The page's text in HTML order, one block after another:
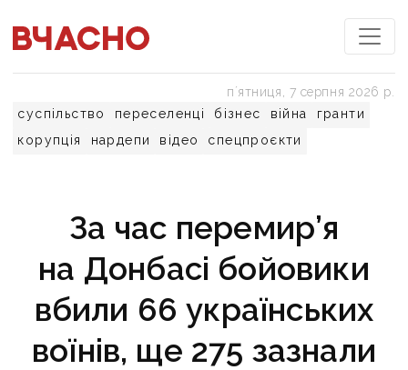
суспільство переселенці бізнес війна
гранти
корупція
нардепи відео спецпроєкти
пʼятниця, 7 серпня 2026 р.
За час перемир’я
на Донбасі бойовики
вбили 66 українських
воїнів, ще 275 зазнали